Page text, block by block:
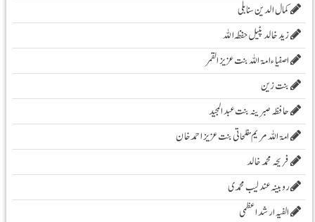
کمال الدین سنابلی
زیدخالد پٹیل حفظہ اللہ
اصفیاء امۃ اللہ بنت عزیز القمر
بنت زین
حافظہ صبرینہ بنت عبد المجید
امۃ اللہ مریم مفلحاتی بنت عزیز احمد خان
فریحہ محمد خالد
روبینہ عندلیب محمدی
الفیہ ارشد اعظمی